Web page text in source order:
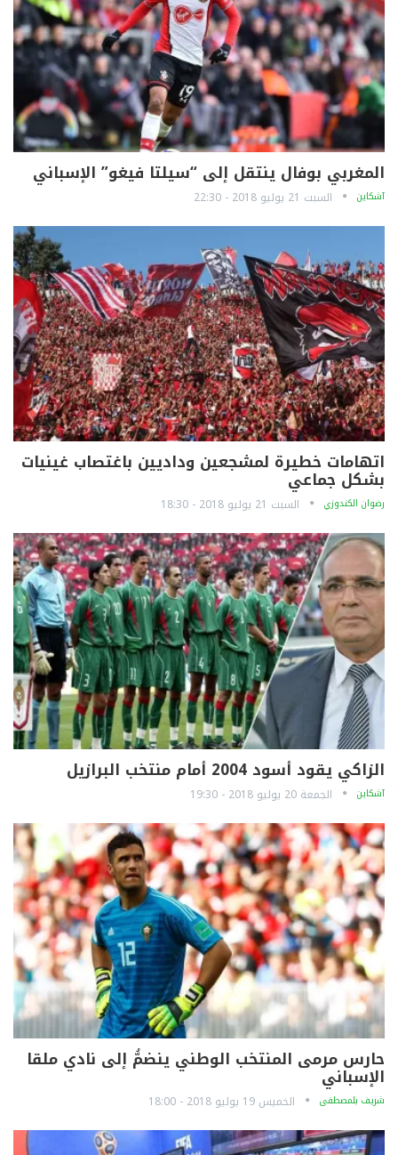
المغربي بوفال ينتقل إلى “سيلتا فيغو” الإسباني
آشكاين السبت 21 يوليو 2018 - 22:30
اتهامات خطيرة لمشجعين وداديين باغتصاب غينيات
بشكل جماعي
رضوان الكندوزي السبت 21 يوليو 2018 - 18:30
الزاكي يقود أسود 2004 أمام منتخب البرازيل
آشكاين الجمعة 20 يوليو 2018 - 19:30
حارس مرمى المنتخب الوطني ينضمُّ إلى نادي ملقا
الإسباني
شريف بلمصطفى الخميس 19 يوليو 2018 - 18:00